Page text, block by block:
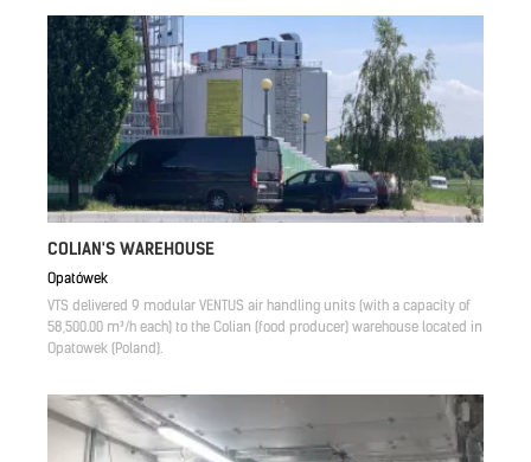
COLIAN'S WAREHOUSE
Opatówek
VTS delivered 9 modular VENTUS air handling units (with a capacity of
58,500.00 m³/h each) to the Colian (food producer) warehouse located in
Opatowek (Poland).